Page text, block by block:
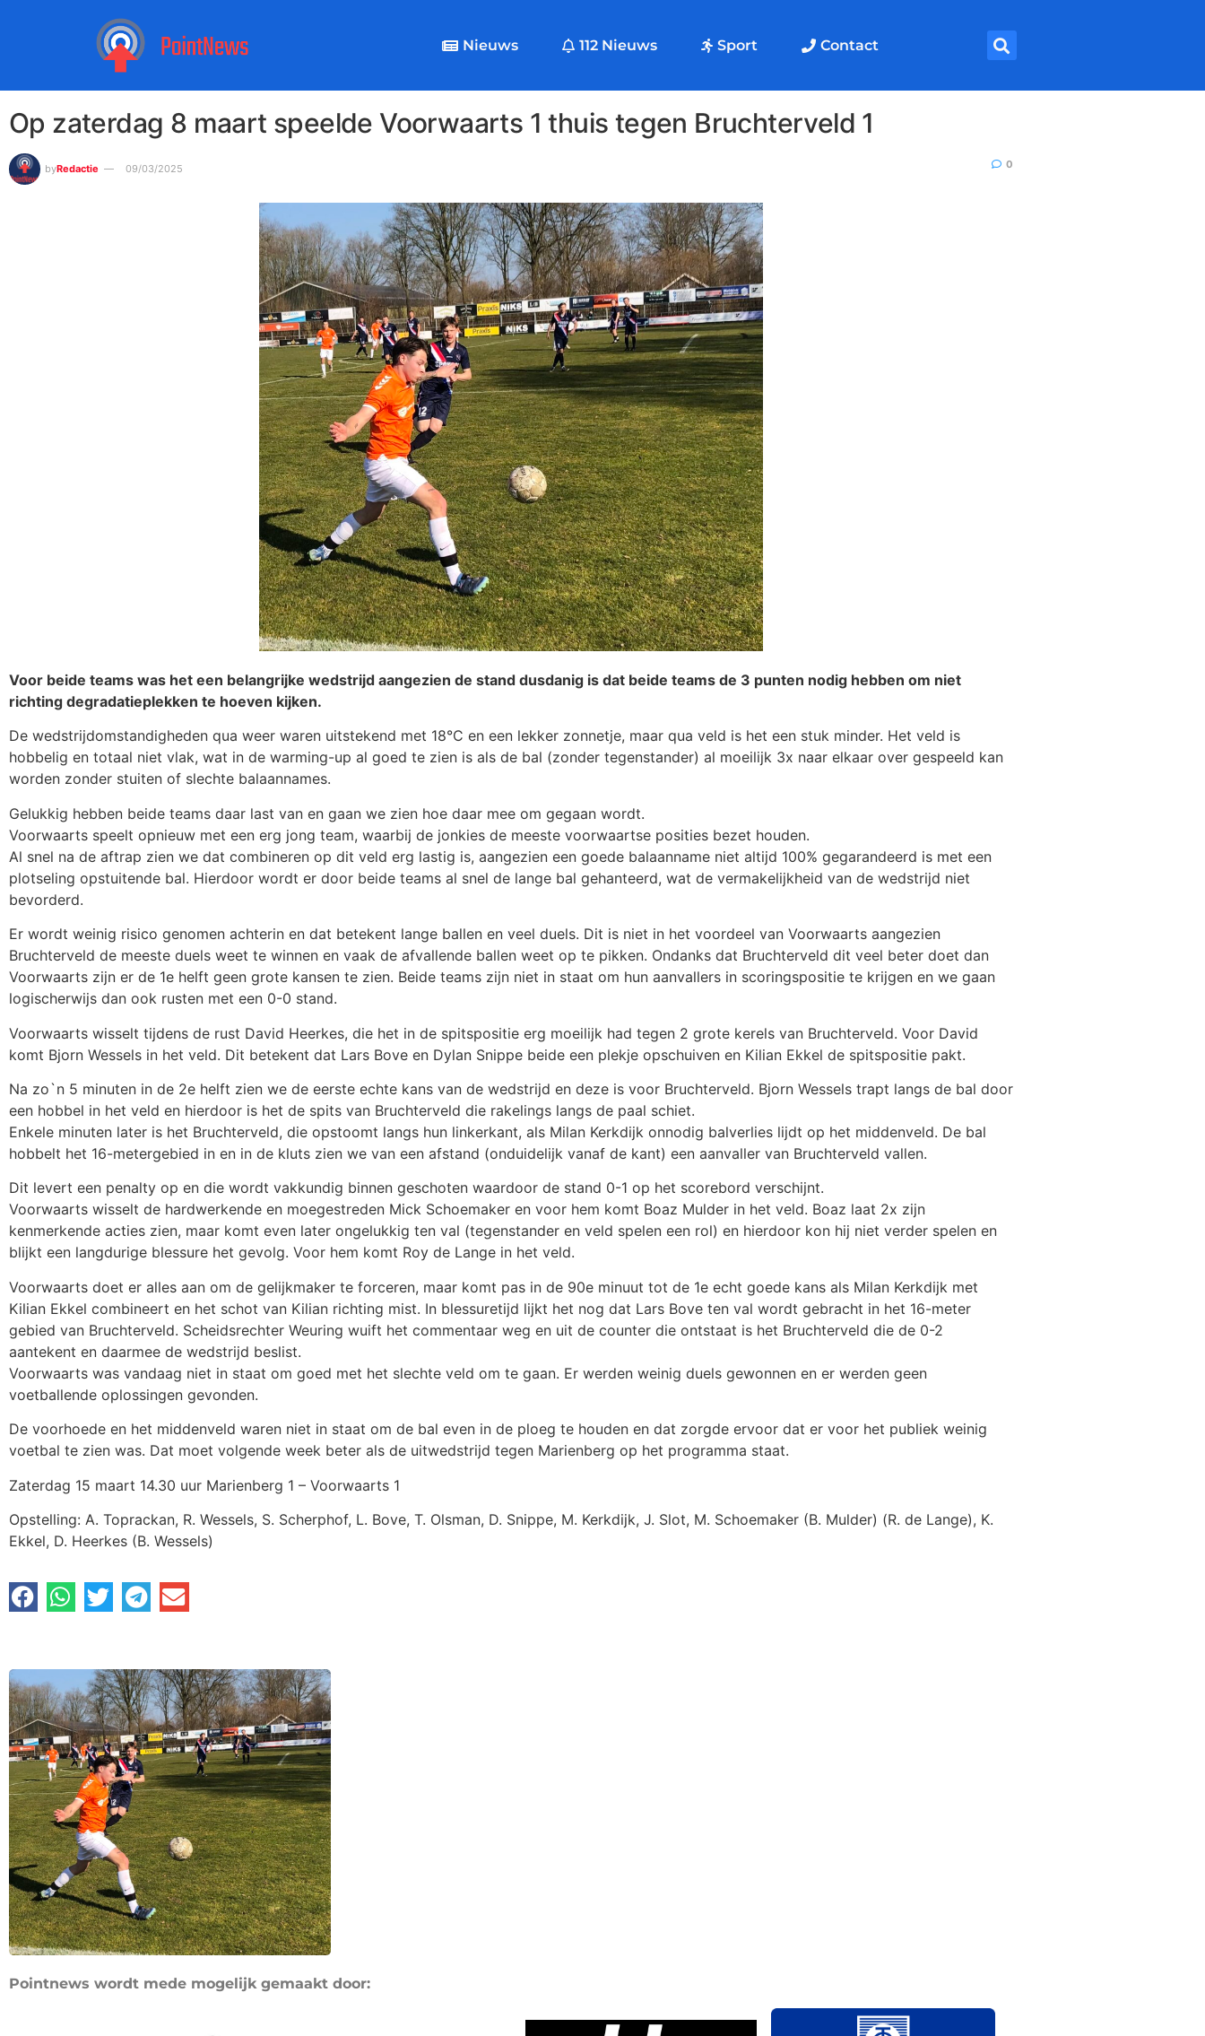
Nieuws 112 Nieuws Sport Contact
Op zaterdag 8 maart speelde Voorwaarts 1 thuis tegen Bruchterveld 1
byRedactie 09/03/2025 0
Voor beide teams was het een belangrijke wedstrijd aangezien de stand dusdanig is dat beide teams de 3 punten nodig hebben om niet
richting degradatieplekken te hoeven kijken.
De wedstrijdomstandigheden qua weer waren uitstekend met 18°C en een lekker zonnetje, maar qua veld is het een stuk minder. Het veld is
hobbelig en totaal niet vlak, wat in de warming-up al goed te zien is als de bal (zonder tegenstander) al moeilijk 3x naar elkaar over gespeeld kan
worden zonder stuiten of slechte balaannames.
Gelukkig hebben beide teams daar last van en gaan we zien hoe daar mee om gegaan wordt.
Voorwaarts speelt opnieuw met een erg jong team, waarbij de jonkies de meeste voorwaartse posities bezet houden.
Al snel na de aftrap zien we dat combineren op dit veld erg lastig is, aangezien een goede balaanname niet altijd 100% gegarandeerd is met een
plotseling opstuitende bal. Hierdoor wordt er door beide teams al snel de lange bal gehanteerd, wat de vermakelijkheid van de wedstrijd niet
bevorderd.
Er wordt weinig risico genomen achterin en dat betekent lange ballen en veel duels. Dit is niet in het voordeel van Voorwaarts aangezien
Bruchterveld de meeste duels weet te winnen en vaak de afvallende ballen weet op te pikken. Ondanks dat Bruchterveld dit veel beter doet dan
Voorwaarts zijn er de 1e helft geen grote kansen te zien. Beide teams zijn niet in staat om hun aanvallers in scoringspositie te krijgen en we gaan
logischerwijs dan ook rusten met een 0-0 stand.
Voorwaarts wisselt tijdens de rust David Heerkes, die het in de spitspositie erg moeilijk had tegen 2 grote kerels van Bruchterveld. Voor David
komt Bjorn Wessels in het veld. Dit betekent dat Lars Bove en Dylan Snippe beide een plekje opschuiven en Kilian Ekkel de spitspositie pakt.
Na zo`n 5 minuten in de 2e helft zien we de eerste echte kans van de wedstrijd en deze is voor Bruchterveld. Bjorn Wessels trapt langs de bal door
een hobbel in het veld en hierdoor is het de spits van Bruchterveld die rakelings langs de paal schiet.
Enkele minuten later is het Bruchterveld, die opstoomt langs hun linkerkant, als Milan Kerkdijk onnodig balverlies lijdt op het middenveld. De bal
hobbelt het 16-metergebied in en in de kluts zien we van een afstand (onduidelijk vanaf de kant) een aanvaller van Bruchterveld vallen.
Dit levert een penalty op en die wordt vakkundig binnen geschoten waardoor de stand 0-1 op het scorebord verschijnt.
Voorwaarts wisselt de hardwerkende en moegestreden Mick Schoemaker en voor hem komt Boaz Mulder in het veld. Boaz laat 2x zijn
kenmerkende acties zien, maar komt even later ongelukkig ten val (tegenstander en veld spelen een rol) en hierdoor kon hij niet verder spelen en
blijkt een langdurige blessure het gevolg. Voor hem komt Roy de Lange in het veld.
Voorwaarts doet er alles aan om de gelijkmaker te forceren, maar komt pas in de 90e minuut tot de 1e echt goede kans als Milan Kerkdijk met
Kilian Ekkel combineert en het schot van Kilian richting mist. In blessuretijd lijkt het nog dat Lars Bove ten val wordt gebracht in het 16-meter
gebied van Bruchterveld. Scheidsrechter Weuring wuift het commentaar weg en uit de counter die ontstaat is het Bruchterveld die de 0-2
aantekent en daarmee de wedstrijd beslist.
Voorwaarts was vandaag niet in staat om goed met het slechte veld om te gaan. Er werden weinig duels gewonnen en er werden geen
voetballende oplossingen gevonden.
De voorhoede en het middenveld waren niet in staat om de bal even in de ploeg te houden en dat zorgde ervoor dat er voor het publiek weinig
voetbal te zien was. Dat moet volgende week beter als de uitwedstrijd tegen Marienberg op het programma staat.
Zaterdag 15 maart 14.30 uur Marienberg 1 – Voorwaarts 1
Opstelling: A. Toprackan, R. Wessels, S. Scherphof, L. Bove, T. Olsman, D. Snippe, M. Kerkdijk, J. Slot, M. Schoemaker (B. Mulder) (R. de Lange), K.
Ekkel, D. Heerkes (B. Wessels)
Pointnews wordt mede mogelijk gemaakt door: